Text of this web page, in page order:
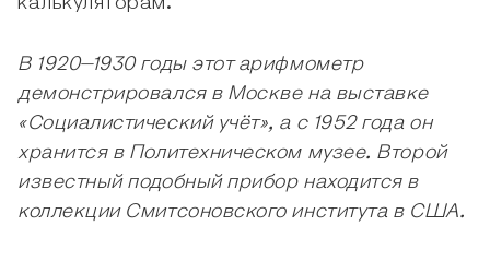
В 1920–1930 годы этот арифмометр
демонстрировался в Москве на выставке
«Социалистический учёт», а с 1952 года он
хранится в Политехническом музее. Второй
известный подобный прибор находится в
коллекции Смитсоновского института в США.